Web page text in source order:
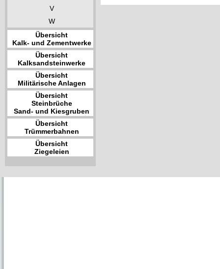
V
W
Übersicht
Kalk- und Zementwerke
Übersicht
Kalksandsteinwerke
Übersicht
Militärische Anlagen
Übersicht
Steinbrüche
Sand- und Kiesgruben
Übersicht
Trümmerbahnen
Übersicht
Ziegeleien